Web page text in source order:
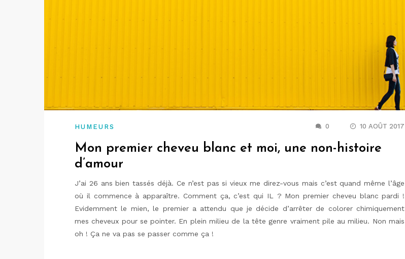
HUMEURS 0 10 AOÛT 2017
Mon premier cheveu blanc et moi, une non-histoire
d’amour
J’ai 26 ans bien tassés déjà. Ce n’est pas si vieux me direz-vous mais c’est quand même l’âge
où il commence à apparaître. Comment ça, c’est qui IL ? Mon premier cheveu blanc pardi !
Evidemment le mien, le premier a attendu que je décide d’arrêter de colorer chimiquement
mes cheveux pour se pointer. En plein milieu de la tête genre vraiment pile au milieu. Non mais
oh ! Ça ne va pas se passer comme ça !